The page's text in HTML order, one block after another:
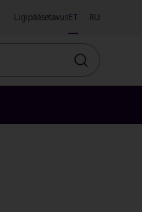
LigipääsetavusET RU
Otsin